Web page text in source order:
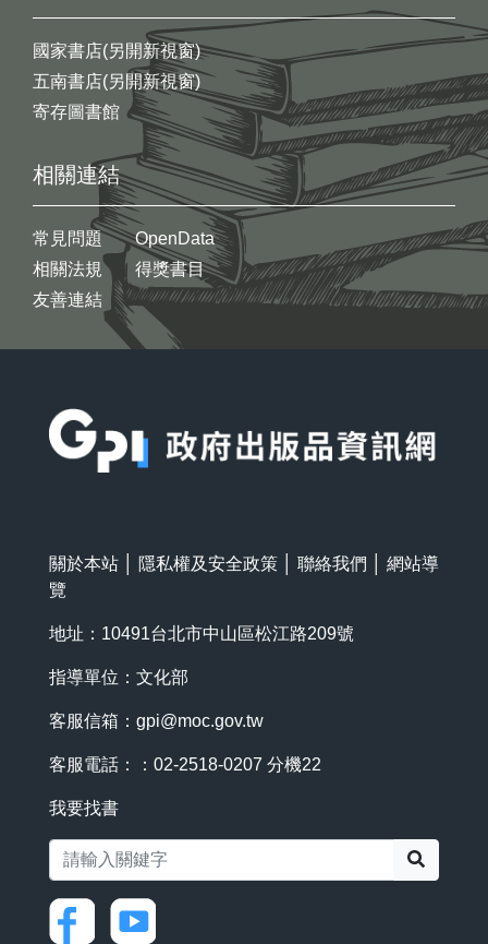
國家書店(另開新視窗)
五南書店(另開新視窗)
寄存圖書館
相關連結
常見問題
相關法規
友善連結
OpenData
得獎書目
關於本站 隱私權及安全政策 聯絡我們
網站導
覽
地址：10491台北市中山區松江路209號
指導單位：文化部
客服信箱： gpi@moc.gov.tw
客服電話：：02-2518-0207 分機22
我要找書